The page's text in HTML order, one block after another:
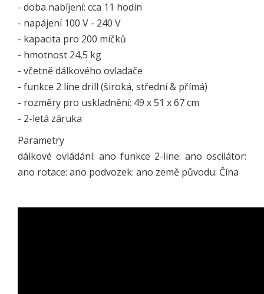
- doba nabíjení: cca 11 hodin
- napájení 100 V - 240 V
- kapacita pro 200 míčků
- hmotnost 24,5 kg
- včetně dálkového ovladače
- funkce 2 line drill (široká, střední & přímá)
- rozměry pro uskladnění: 49 x 51 x 67 cm
- 2-letá záruka
Parametry
dálkové ovládání: ano funkce 2-line: ano oscilátor:
ano rotace: ano podvozek: ano země původu: Čína